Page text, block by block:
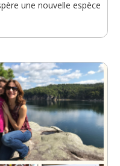
une nouvelle espèce
voire des…